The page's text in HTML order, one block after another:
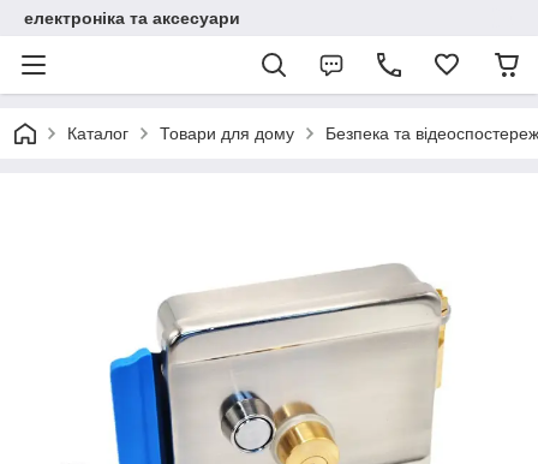
електроніка та аксесуари
Каталог Товари для дому Безпека та